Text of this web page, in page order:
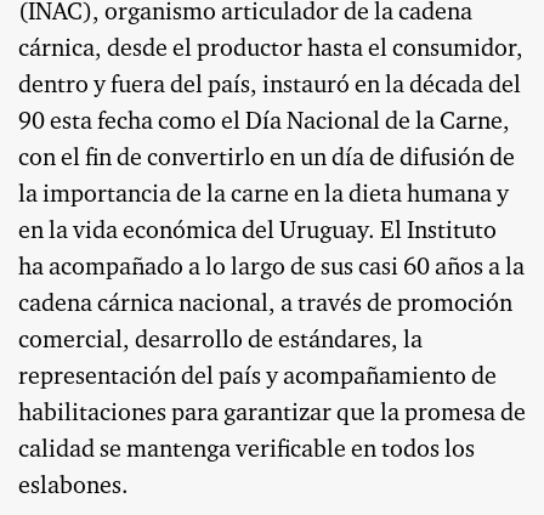
(INAC), organismo articulador de la cadena
cárnica, desde el productor hasta el consumidor,
dentro y fuera del país, instauró en la década del
90 esta fecha como el Día Nacional de la Carne,
con el fin de convertirlo en un día de difusión de
la importancia de la carne en la dieta humana y
en la vida económica del Uruguay. El Instituto
ha acompañado a lo largo de sus casi 60 años a la
cadena cárnica nacional, a través de promoción
comercial, desarrollo de estándares, la
representación del país y acompañamiento de
habilitaciones para garantizar que la promesa de
calidad se mantenga verificable en todos los
eslabones.